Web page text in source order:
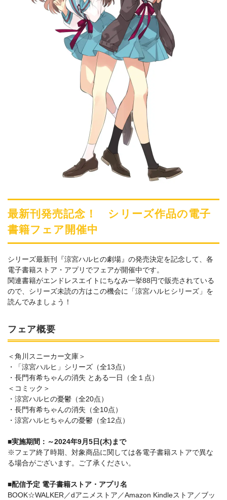
最新刊発売記念！ シリーズ作品の電子
書籍フェア開催中
シリーズ最新刊『涼宮ハルヒの劇場』の発売決定を記念して、各
電子書籍ストア・アプリでフェアが開催中です。
関連書籍がエンドレスエイトにちなみ一挙88円で販売されている
ので、シリーズ未読の方はこの機会に「涼宮ハルヒシリーズ」を
読んでみましょう！
フェア概要
＜角川スニーカー文庫＞
・「涼宮ハルヒ」シリーズ（全13点）
・長門有希ちゃんの消失 とある一日（全１点）
＜コミック＞
・涼宮ハルヒの憂鬱（全20点）
・長門有希ちゃんの消失（全10点）
・涼宮ハルヒちゃんの憂鬱（全12点）
■実施期間：～2024年9月5日(木)まで
※フェア終了時期、対象商品に関しては各電子書籍ストアで異な
る場合がございます。ご了承ください。
■配信予定 電子書籍ストア・アプリ名
BOOK☆WALKER／dアニメストア／Amazon Kindleストア／ブッ